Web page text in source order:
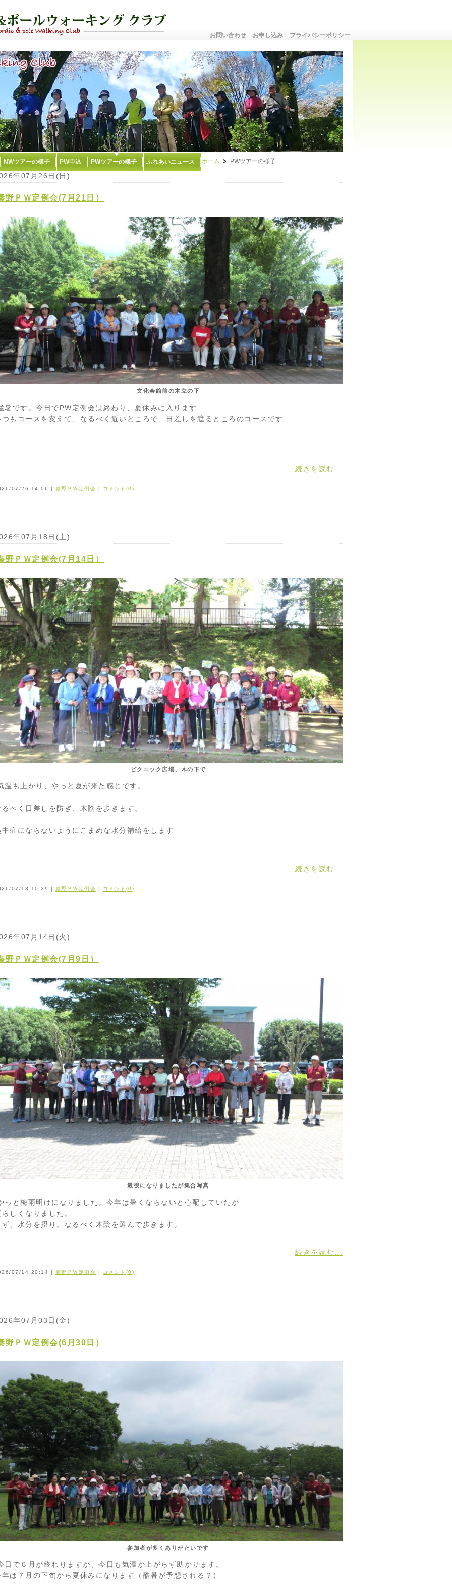
お問い合わせ お申し込み プライバシーポリシー
NWツアーの様子 PW申込 PWツアーの様子 ふれあいニュース ホーム PWツアーの様子
年07月26日(日)
野ＰＷ定例会(7月21日）
文化会館前の木立の下
暑です。今日でPW定例会は終わり、夏休みに入ります
つもコースを変えて、なるべく近いところで、日差しを遮るところのコースです
続きを読む...
07/26 14:06 | 秦野ＰＷ定例会 | コメント(0)
年07月18日(土)
野ＰＷ定例会(7月14日）
ピクニック広場、木の下で
温も上がり、やっと夏が来た感じです。
るべく日差しを防ぎ、木陰を歩きます。
中症にならないようにこまめな水分補給をします
続きを読む...
07/18 10:29 | 秦野ＰＷ定例会 | コメント(0)
年07月14日(火)
野ＰＷ定例会(7月9日）
最後になりましたが集合写真
っと梅雨明けになりました。今年は暑くならないと心配していたが
らしくなりました。
ず、水分を摂り。なるべく木陰を選んで歩きます。
続きを読む...
07/14 20:14 | 秦野ＰＷ定例会 | コメント(0)
年07月03日(金)
野ＰＷ定例会(6月30日）
参加者が多くありがたいです
日で６月が終わりますが、今日も気温が上がらず助かります。
年は７月の下旬から夏休みになります（酷暑が予想される？）